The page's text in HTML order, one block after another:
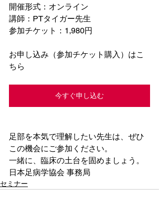
開催形式：オンライン
講師：PTタイガー先生
参加チケット：1,980円
お申し込み（参加チケット購入）はこ
ちら
今すぐ申し込む
足部を本気で理解したい先生は、ぜひ
この機会にご参加ください。
一緒に、臨床の土台を固めましょう。
日本足病学協会 事務局
セミナー